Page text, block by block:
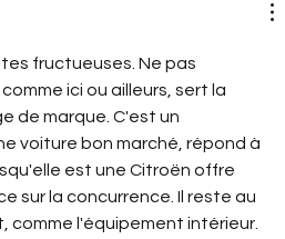
fructueuses. Ne pas
ici ou ailleurs, sert la
de marque. C'est un
voiture bon marché, répond à
est une Citroën offre
sur la concurrence. Il reste au
comme l'équipement intérieur.